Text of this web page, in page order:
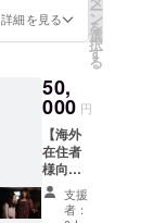
名前を
す。ま
た、送
まれて
おりま
す。）
ンジが
収録さ
ゼン
ト！！
またお
名前を
クレ
ジット
しま
す。 ③
詳細を見る ー
ン
を
選
択
す
る
50,
000 円
【海外
在住者
様向
け】 ①
サンク
支援
者：